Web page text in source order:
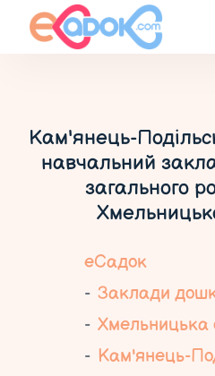
Кам'янець-
навчальний
загального
еСадок
Заклади
Хмельницька
Кам'янець-